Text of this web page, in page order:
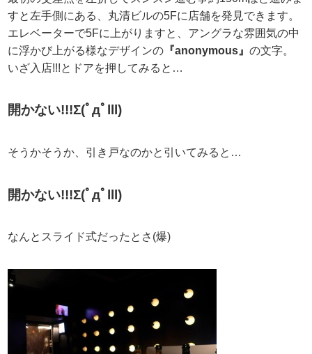
すと左手側にある、丸清ビルの5Fに店舗を発見できます。
エレベーターで5Fに上がりますと、アングラな雰囲気の中
に浮かび上がる様なデザインの 『anonymous』の文字。
いざ入店!!!とドアを押してみると…
開かない!!!Σ(ﾟдﾟlll)
そうかそうか、引き戸なのかと引いてみると…
開かない!!!Σ(ﾟдﾟlll)
なんとスライド式だったとさ(爆)